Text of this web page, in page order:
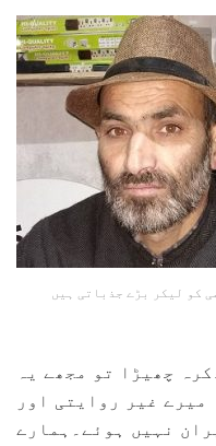
کو لیکر بڑے جذباتی ہیں
چھیڑا تو مجھے یہ
غیر روایتی اور
نہیں ہوئے۔ہمارے